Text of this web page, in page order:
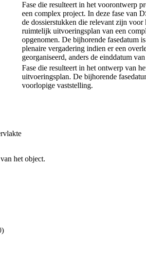
Fase die resulteert in het voorontwerp
een complex project. In deze fase van
de dossierstukken die relevant zijn
ruimtelijk uitvoeringsplan van een
opgenomen. De bijhorende fasedatum
plenaire vergadering indien er een
georganiseerd, anders de einddatum
Fase die resulteert in het ontwerp van
uitvoeringsplan. De bijhorende
voorlopige vaststelling.
het object.